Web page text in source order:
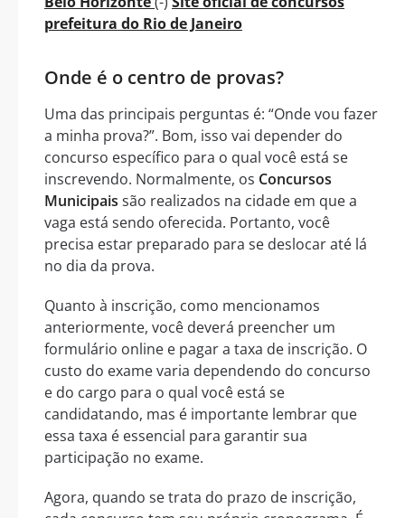
prefeitura do Rio de Janeiro
Onde é o centro de provas?
Uma das principais perguntas é: “Onde vou fazer
a minha prova?”. Bom, isso vai depender do
concurso específico para o qual você está se
inscrevendo. Normalmente, os Concursos
Municipais são realizados na cidade em que a
vaga está sendo oferecida. Portanto, você
precisa estar preparado para se deslocar até lá
no dia da prova.
Quanto à inscrição, como mencionamos
anteriormente, você deverá preencher um
formulário online e pagar a taxa de inscrição. O
custo do exame varia dependendo do concurso
e do cargo para o qual você está se
candidatando, mas é importante lembrar que
essa taxa é essencial para garantir sua
participação no exame.
Agora, quando se trata do prazo de inscrição,